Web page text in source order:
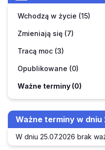
Wchodzą w życie (15)
Zmieniają się (7)
Tracą moc (3)
Opublikowane (0)
Ważne terminy (0)
Ważne terminy w dniu
W dniu 25.07.2026 brak